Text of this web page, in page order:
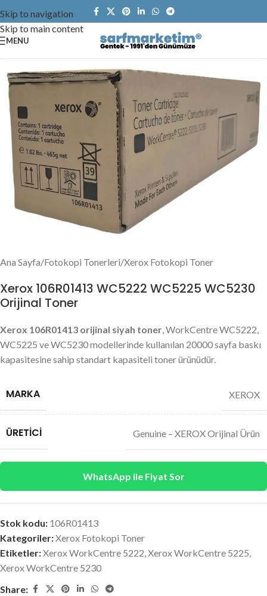
Skip to navigation
Skip to main content
MENU
Ana Sayfa/Fotokopi Tonerleri/Xerox Fotokopi Toner
Xerox 106R01413 WC5222 WC5225 WC5230
Orijinal Toner
Xerox 106R01413 orijinal siyah toner, WorkCentre WC5222,
WC5225 ve WC5230 modellerinde kullanılan 20000 sayfa baskı
kapasitesine sahip standart kapasiteli toner ürünüdür.
MARKA XEROX
ÜRETICI Genuine – XEROX Orijinal Ürün
WhatsApp ile Fiyat Sor
Stok kodu: 106R01413
Kategoriler:Xerox Fotokopi Toner
Etiketler:Xerox WorkCentre 5222,Xerox WorkCentre 5225,
Xerox WorkCentre 5230
Share: